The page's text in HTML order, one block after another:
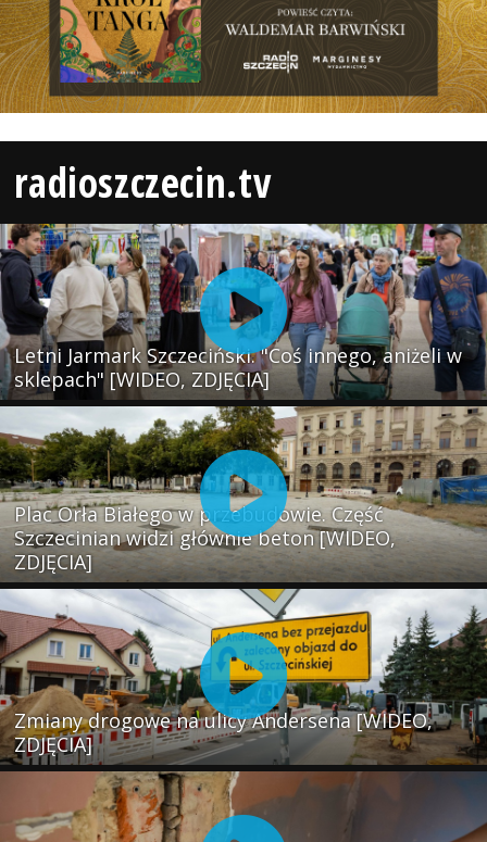
radioszczecin.tv
Letni Jarmark Szczeciński. "Coś innego, aniżeli w
sklepach" [WIDEO, ZDJĘCIA]
Plac Orła Białego w przebudowie. Część
Szczecinian widzi głównie beton [WIDEO,
ZDJĘCIA]
Zmiany drogowe na ulicy Andersena [WIDEO,
ZDJĘCIA]